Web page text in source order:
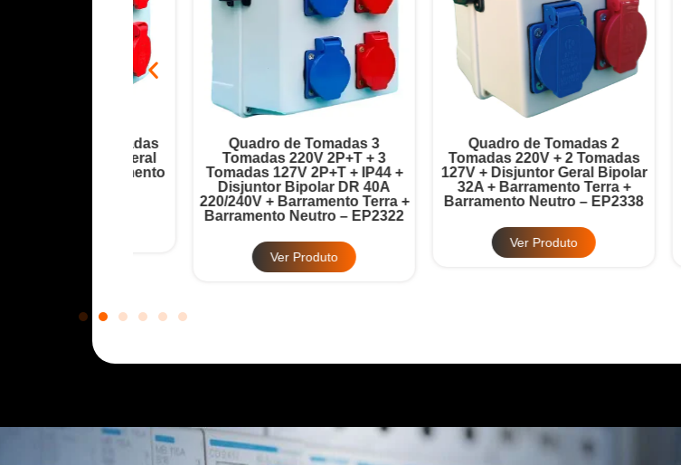
Quadro de Tomadas 3
Tomadas 220V 2P+T + 3
Tomadas 127V 2P+T + IP44 +
Disjuntor Bipolar DR 40A
220/240V + Barramento Terra +
Barramento Neutro – EP2322
Ver Produto
Quadro de Tomadas 2
Tomadas 220V + 2 Tomadas
127V + Disjuntor Geral Bipolar
32A + Barramento Terra +
Barramento Neutro – EP2338
Ver Produto
127V +
32A